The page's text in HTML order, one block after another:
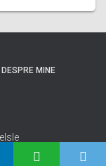
DESPRE MINE